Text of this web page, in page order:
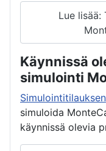
Lue lisää:
Käynnissä
simulointi
Simulointitilauksen
simuloida
käynnissä olevia